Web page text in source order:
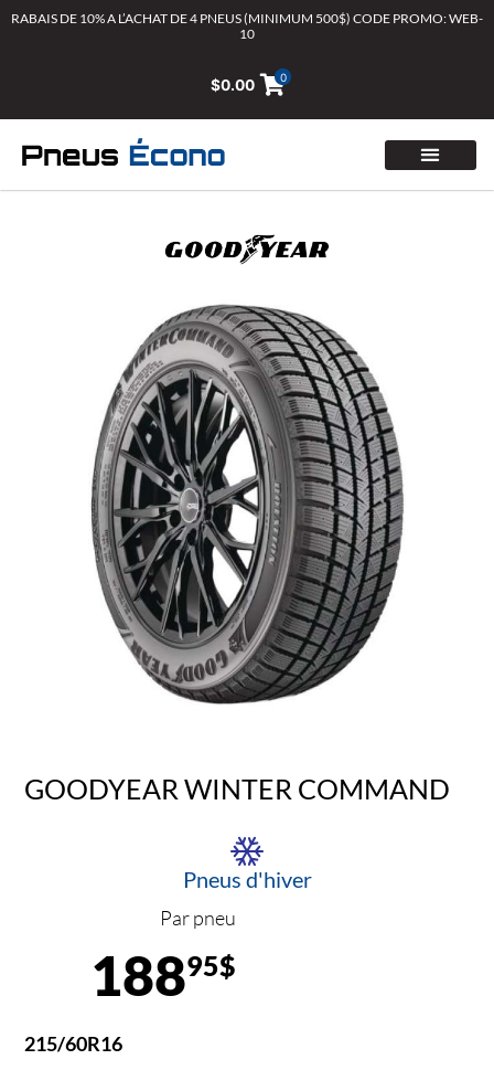
AllerRABAIS DE 10% A L’ACHAT DE 4 PNEUS (MINIMUM 500$) CODE PROMO: WEB-
10
$0.00 0
GOODYEAR WINTER COMMAND
Pneus d'hiver
Par pneu
18895$
215/60R16